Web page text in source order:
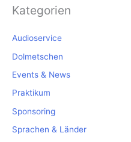
Kategorien
Audioservice
Dolmetschen
Events & News
Praktikum
Sponsoring
Sprachen & Länder